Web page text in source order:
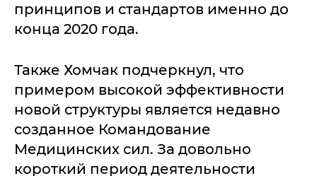
принципов и стандартов именно до
конца 2020 года.
Также Хомчак подчеркнул, что
примером высокой эффективности
новой структуры является недавно
созданное Командование
Медицинских сил. За довольно
короткий период деятельности